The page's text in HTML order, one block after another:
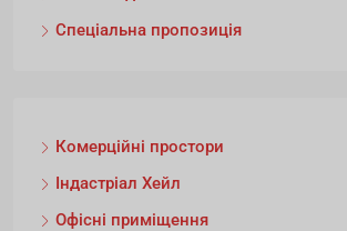
Спеціальна пропозиція
Комерційні простори
Індастріал Хейл
Офісні приміщення